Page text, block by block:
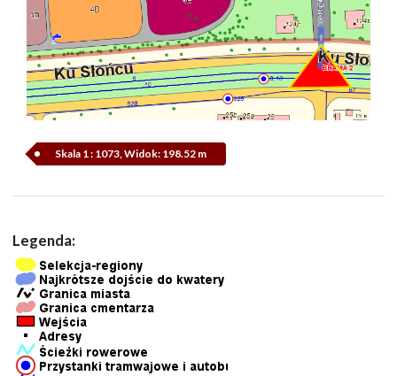
Skala 1 : 1073, Widok: 198.52 m
Legenda: